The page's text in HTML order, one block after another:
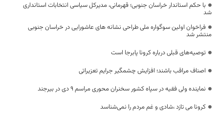
با حکم استاندار خراسان جنوبی؛ قهرمانی، مدیرکل سیاسی انتخابات استانداری
شد
فراخوان اولین سوگواره ملی طراحی نشانه های عاشورایی در خراسان جنوبی
منتشر شد
توصیه‌های قبلی درباره کرونا پابرجا است
اصناف مراقب باشند؛ افزایش چشمگیر جرایم تعزیراتی
نماینده ولی فقیه در سپاه کشور سخنران محوری مراسم ۹ دی در بیرجند
کرونا می تازد ،شادی و غم مردم را نمی‌شناسد